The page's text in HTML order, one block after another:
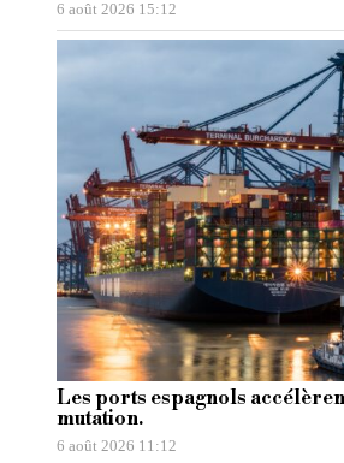
6 août 2026 15:12
Les ports espagnols
mutation.
6 août 2026 11:12